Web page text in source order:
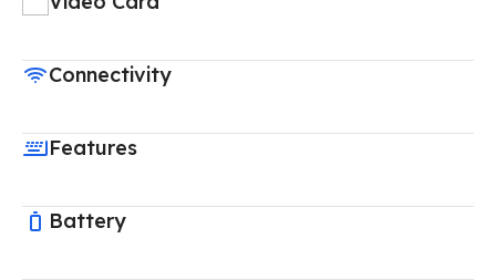
Connectivity
Features
Battery